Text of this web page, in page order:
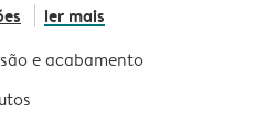
ler mais
e acabamento